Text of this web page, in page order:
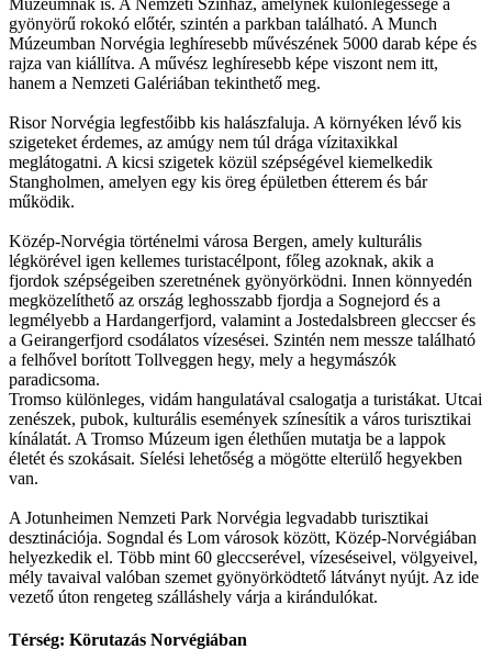
Múzeumnak is. A Nemzeti Színház, amelynek különlegessége a
gyönyörű rokokó előtér, szintén a parkban található. A Munch
Múzeumban Norvégia leghíresebb művészének 5000 darab képe és
rajza van kiállítva. A művész leghíresebb képe viszont nem itt,
hanem a Nemzeti Galériában tekinthető meg.
Risor Norvégia legfestőibb kis halászfaluja. A környéken lévő kis
szigeteket érdemes, az amúgy nem túl drága vízitaxikkal
meglátogatni. A kicsi szigetek közül szépségével kiemelkedik
Stangholmen, amelyen egy kis öreg épületben étterem és bár
működik.
Közép-Norvégia történelmi városa Bergen, amely kulturális
légkörével igen kellemes turistacélpont, főleg azoknak, akik a
fjordok szépségeiben szeretnének gyönyörködni. Innen könnyedén
megközelíthető az ország leghosszabb fjordja a Sognejord és a
legmélyebb a Hardangerfjord, valamint a Jostedalsbreen gleccser és
a Geirangerfjord csodálatos vízesései. Szintén nem messze található
a felhővel borított Tollveggen hegy, mely a hegymászók
paradicsoma.
Tromso különleges, vidám hangulatával csalogatja a turistákat. Utcai
zenészek, pubok, kulturális események színesítik a város turisztikai
kínálatát. A Tromso Múzeum igen élethűen mutatja be a lappok
életét és szokásait. Síelési lehetőség a mögötte elterülő hegyekben
van.
A Jotunheimen Nemzeti Park Norvégia legvadabb turisztikai
desztinációja. Sogndal és Lom városok között, Közép-Norvégiában
helyezkedik el. Több mint 60 gleccserével, vízeséseivel, völgyeivel,
mély tavaival valóban szemet gyönyörködtető látványt nyújt. Az ide
vezető úton rengeteg szálláshely várja a kirándulókat.
Térség: Körutazás Norvégiában